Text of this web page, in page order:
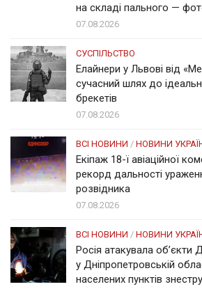
на складі пального —
07.08.2026
СУСПІЛЬСТВО
Елайнери у Львові від
сучасний шлях до
брекетів
07.08.2026
ВСІ НОВИНИ / НОВИНИ
Екіпаж 18-ї авіаційної
рекорд дальності
розвідника
07.08.2026
ВСІ НОВИНИ / НОВИНИ
Росія атакувала об’єкти
у Дніпропетровській
населених пунктів